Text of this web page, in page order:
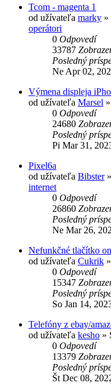
Tcom - magenta 1
od užívateľa marky »
operátori
0 Odpovedí
33787
Posledný
Ne Apr 02,
Výmena displeja
od užívateľa Marsel »
0 Odpovedí
24680
Posledný
Pi Mar 31,
Pixel6a
od užívateľa Bibster»
internet
0 Odpovedí
26860
Posledný
Ne Mar 26,
Nefunkčné tlačítko
od užívateľa Cukrik »
0 Odpovedí
15347
Posledný
So Jan 14,
Telefóny z ebay/
od užívateľa kesho »
0 Odpovedí
13379
Posledný
Št Dec 08,